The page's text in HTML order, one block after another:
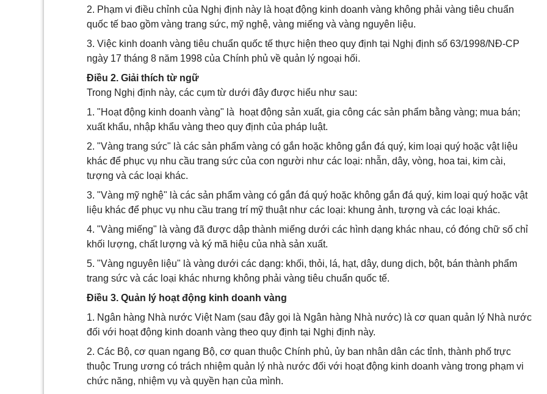
2. Phạm vi điều chỉnh của Nghị định này là hoạt động kinh doanh vàng không phải vàng tiêu chuẩn
quốc tế bao gồm vàng trang sức, mỹ nghệ, vàng miếng và vàng nguyên liệu.
3. Việc kinh doanh vàng tiêu chuẩn quốc tế thực hiện theo quy định tại Nghị định số 63/1998/NĐ-CP
ngày 17 tháng 8 năm 1998 của Chính phủ về quản lý ngoại hối.
Điều 2. Giải thích từ ngữ
Trong Nghị định này, các cụm từ dưới đây được hiểu như sau:
1. "Hoạt động kinh doanh vàng" là hoạt động sản xuất, gia công các sản phẩm bằng vàng; mua bán;
xuất khẩu, nhập khẩu vàng theo quy định của pháp luật.
2. "Vàng trang sức" là các sản phẩm vàng có gắn hoặc không gắn đá quý, kim loại quý hoặc vật liệu
khác để phục vụ nhu cầu trang sức của con người như các loại: nhẫn, dây, vòng, hoa tai, kim cài,
tượng và các loại khác.
3. "Vàng mỹ nghệ" là các sản phẩm vàng có gắn đá quý hoặc không gắn đá quý, kim loại quý hoặc vật
liệu khác để phục vụ nhu cầu trang trí mỹ thuật như các loại: khung ảnh, tượng và các loại khác.
4. "Vàng miếng" là vàng đã được dập thành miếng dưới các hình dạng khác nhau, có đóng chữ số chỉ
khối lượng, chất lượng và ký mã hiệu của nhà sản xuất.
5. "Vàng nguyên liệu" là vàng dưới các dạng: khối, thỏi, lá, hạt, dây, dung dịch, bột, bán thành phẩm
trang sức và các loại khác nhưng không phải vàng tiêu chuẩn quốc tế.
Điều 3. Quản lý hoạt động kinh doanh vàng
1. Ngân hàng Nhà nước Việt Nam (sau đây gọi là Ngân hàng Nhà nước) là cơ quan quản lý Nhà nước
đối với hoạt động kinh doanh vàng theo quy định tại Nghị định này.
2. Các Bộ, cơ quan ngang Bộ, cơ quan thuộc Chính phủ, ủy ban nhân dân các tỉnh, thành phố trực
thuộc Trung ương có trách nhiệm quản lý nhà nước đối với hoạt động kinh doanh vàng trong phạm vi
chức năng, nhiệm vụ và quyền hạn của mình.